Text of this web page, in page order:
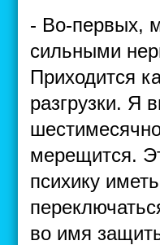
- Во-первых,
сильными
Приходится
разгрузки. Я
мерещится.
психику
во имя